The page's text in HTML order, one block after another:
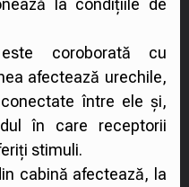
coroborată cu
afectează urechile,
între ele și,
în care receptorii
stimuli.
cabină afectează, la